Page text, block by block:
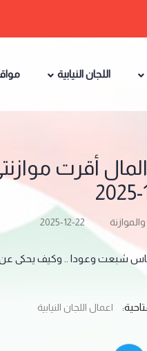
اللجان النيابية
أقرت
2025-12-22
شبعت وعودا .. وكيف يحكى
اعمال اللجان النيابية